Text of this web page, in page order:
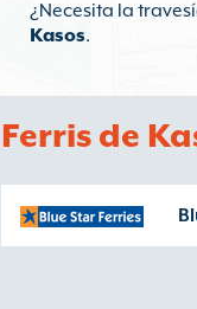
¿Necesita la
Kasos.
Ferris de